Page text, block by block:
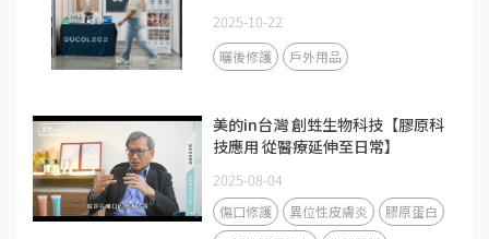
2025-10-22
曬後修護 戶外用品
美的in台灣 創甡生物科技【膠原科
技應用 從醫療延伸至日常】
2025-08-04
傷口修護 異位性皮膚炎
膠原蛋白